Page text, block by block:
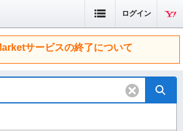
ログイン
サービスの終了について